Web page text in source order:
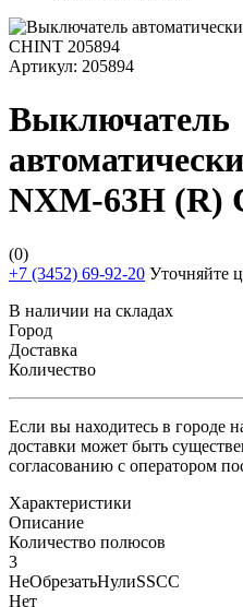
Артикул: 205894
Выключатель
NXM-63H (R)
(0)
+7 (3452) 69-92-20 Уточняйте
В наличии на складах
Город
Доставка
Количество
Если вы находитесь в городе
доставки может быть
согласованию с оператором
Характеристики
Описание
Количество полюсов
3
НеОбрезатьНулиSSCC
Нет